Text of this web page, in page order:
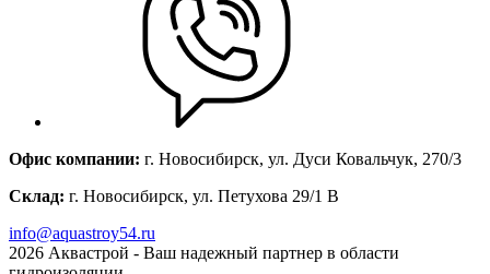
Офис компании: г. Новосибирск, ул. Дуси Ковальчук, 270/3
Склад: г. Новосибирск, ул. Петухова 29/1 В
info@aquastroy54.ru
2026 Аквастрой - Ваш надежный партнер в области